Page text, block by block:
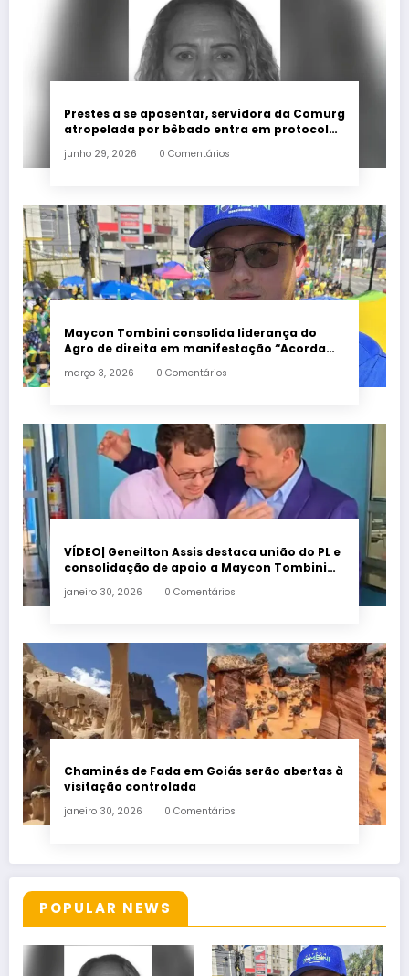
Prestes a se aposentar, servidora da Comurg
atropelada por bêbado entra em protocolo
junho 29, 2026 0 Comentários
Maycon Tombini consolida liderança do
Agro de direita em manifestação “Acorda
março 3, 2026 0 Comentários
VÍDEO| Geneilton Assis destaca união do PL e
consolidação de apoio a Maycon Tombini
janeiro 30, 2026 0 Comentários
Chaminés de Fada em Goiás serão abertas à
visitação controlada
janeiro 30, 2026 0 Comentários
POPULAR NEWS